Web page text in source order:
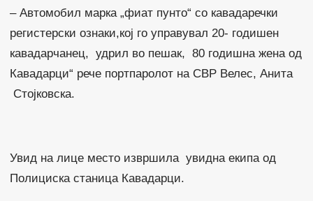
– Автомобил марка „фиат пунто“ со кавадаречки
регистерски ознаки,кој го управувал 20- годишен
кавадарчанец, удрил во пешак, 80 годишна жена од
Кавадарци“ рече портпаролот на СВР Велес, Анита
Стојковска.
Увид на лице место извршила увидна екипа од
Полициска станица Кавадарци.